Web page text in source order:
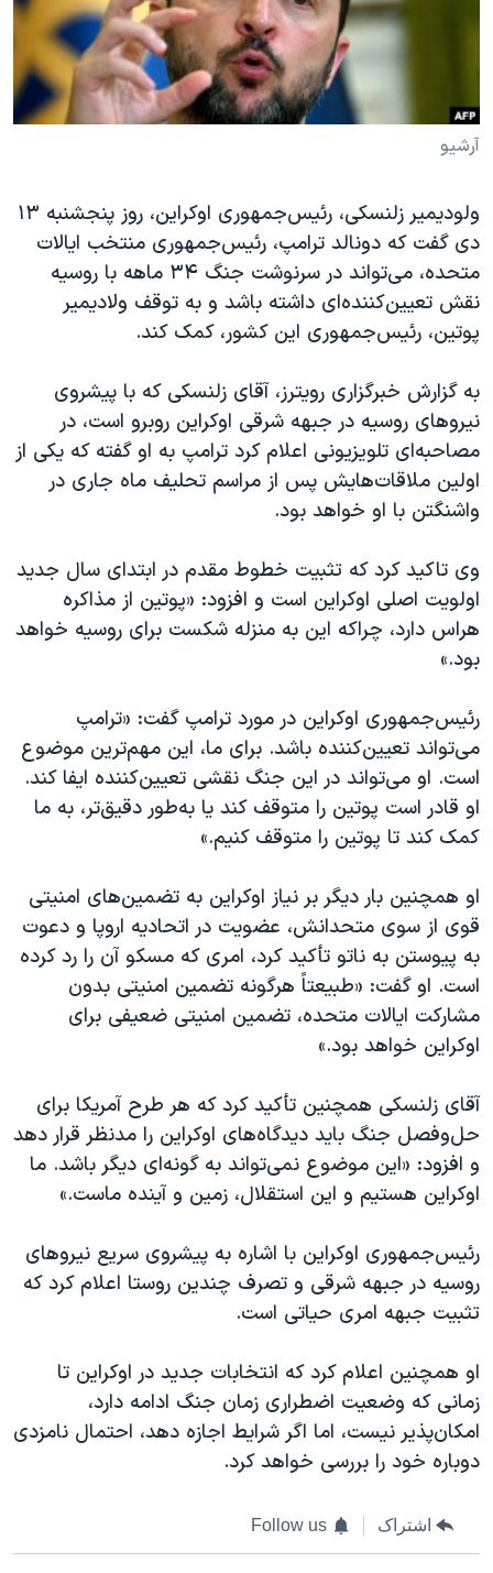
فرهنگ و زندگی
علم و فناوری
گالری عکس
آرشیو پخش زنده
مستندها
انتخابات ریاست جمهوری آمریکا ۲۰۲۴
حمله جمهوری اسلامی به اسرائیل
رمز مهسا
اعتراضات زن، زندگی، آزادی
مجموعه مستندهای دادخواهی
تریبونال مردمی آبان ۹۸
دادگاه حمید نوری
چهل سال گروگان‌گیری
قانون شفافیت دارائی کادر رهبری ایران
اعتراضات مردمی آبان ۹۸
اسرائیل در جنگ
همایش محافظه‌کاران آمریکا «سی‌پک»
صفحه‌های ویژه
سفر پرزیدنت ترامپ به چین
آرشیو
ولودیمیر زلنسکی، رئیس‌جمهوری اوکراین، روز پنجشنبه ۱۳
دی گفت که دونالد ترامپ، رئیس‌جمهوری منتخب ایالات
متحده، می‌تواند در سرنوشت جنگ ۳۴ ماهه با روسیه
نقش تعیین‌کننده‌ای داشته باشد و به توقف ولادیمیر
پوتین، رئیس‌جمهوری این کشور، کمک کند.
به گزارش خبرگزاری رویترز، آقای زلنسکی که با پیشروی
نیروهای روسیه در جبهه شرقی اوکراین روبرو است، در
مصاحبه‌ای تلویزیونی اعلام کرد ترامپ به او گفته که یکی از
اولین ملاقات‌هایش پس از مراسم تحلیف ماه جاری در
واشنگتن با او خواهد بود.
وی تاکید کرد که تثبیت خطوط مقدم در ابتدای سال جدید
اولویت اصلی اوکراین است و افزود: «پوتین از مذاکره
هراس دارد، چراکه این به منزله شکست برای روسیه خواهد
بود.»
رئیس‌جمهوری اوکراین در مورد ترامپ گفت: «ترامپ
می‌تواند تعیین‌کننده باشد. برای ما، این مهم‌ترین موضوع
است. او می‌تواند در این جنگ نقشی تعیین‌کننده ایفا کند.
او قادر است پوتین را متوقف کند یا به‌طور دقیق‌تر، به ما
کمک کند تا پوتین را متوقف کنیم.»
او همچنین بار دیگر بر نیاز اوکراین به تضمین‌های امنیتی
قوی از سوی متحدانش، عضویت در اتحادیه اروپا و دعوت
به پیوستن به ناتو تأکید کرد، امری که مسکو آن را رد کرده
است. او گفت: «طبیعتاً هرگونه تضمین امنیتی بدون
مشارکت ایالات متحده، تضمین امنیتی ضعیفی برای
اوکراین خواهد بود.»
آقای زلنسکی همچنین تأکید کرد که هر طرح آمریکا برای
حل‌وفصل جنگ باید دیدگاه‌های اوکراین را مدنظر قرار دهد
و افزود: «این موضوع نمی‌تواند به گونه‌ای دیگر باشد. ما
اوکراین هستیم و این استقلال، زمین و آینده ماست.»
رئیس‌جمهوری اوکراین با اشاره به پیشروی سریع نیروهای
روسیه در جبهه شرقی و تصرف چندین روستا اعلام کرد که
تثبیت جبهه امری حیاتی است.
او همچنین اعلام کرد که انتخابات جدید در اوکراین تا
زمانی که وضعیت اضطراری زمان جنگ ادامه دارد،
امکان‌پذیر نیست، اما اگر شرایط اجازه دهد، احتمال نامزدی
دوباره خود را بررسی خواهد کرد.
اشتراک Follow us